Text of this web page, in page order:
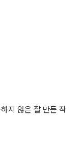
지 않은 잘 만든 작